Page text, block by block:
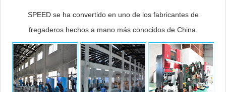
SPEED se ha convertido en uno de los fabricantes de
fregaderos hechos a mano más conocidos de China.